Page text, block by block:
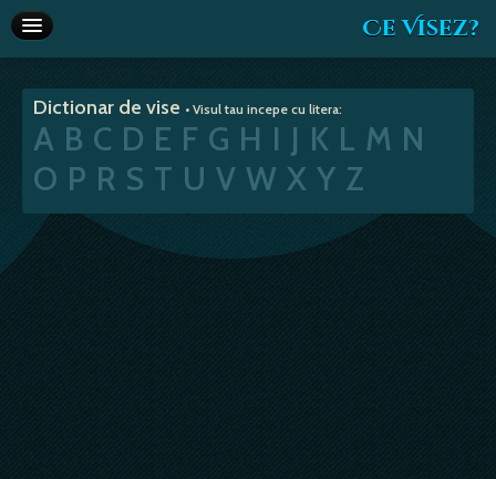
Ce Visez?
Interpretare vise
Articole
Va recomandam
Dictionar de vise • Visul tau incepe cu litera:
A B C D E F G H I J K L M N
O P R S T U V W X Y Z